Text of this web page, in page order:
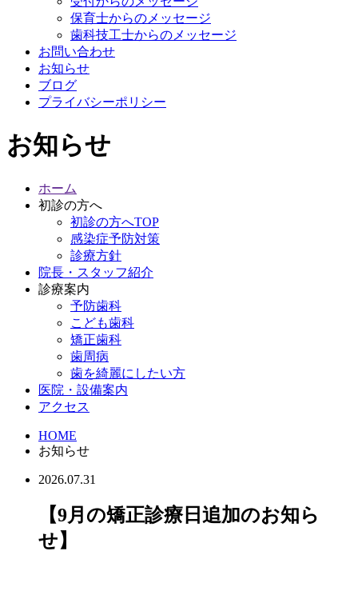
保育士からのメッセージ
歯科技工士からのメッセージ
お問い合わせ
お知らせ
ブログ
プライバシーポリシー
お知らせ
ホーム
初診の方へ
初診の方へTOP
感染症予防対策
診療方針
院長・スタッフ紹介
診療案内
予防歯科
こども歯科
矯正歯科
歯周病
歯を綺麗にしたい方
医院・設備案内
アクセス
HOME
お知らせ
2026.07.31
【9月の矯正診療日追加のお知ら
せ】